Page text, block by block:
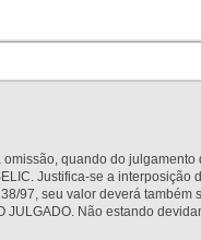
quando do
Justifica-se a interposição
97, seu valor deverá também
Não estando